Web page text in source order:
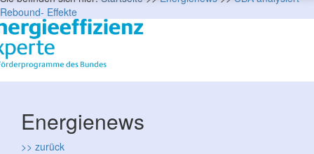
Rebound- Effekte
Energienews
>> zurück